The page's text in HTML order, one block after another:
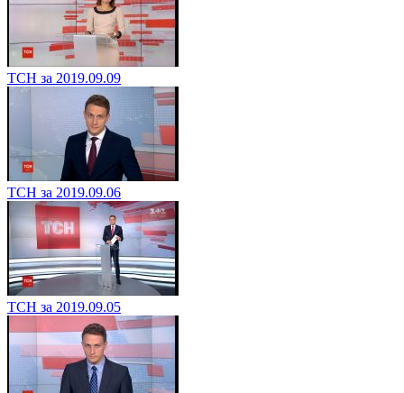
ТСН за 2019.09.09
ТСН за 2019.09.06
ТСН за 2019.09.05